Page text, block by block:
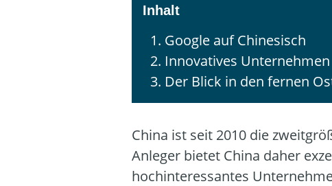
Google auf Chinesisch
Innovatives Unternehmen
Der Blick in den fernen
China ist seit 2010 die
Anleger bietet China daher
hochinteressantes